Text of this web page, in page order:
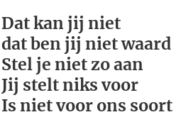
Dat kan jij niet
dat ben jij niet waard
Stel je niet zo aan
Jij stelt niks voor
Is niet voor ons